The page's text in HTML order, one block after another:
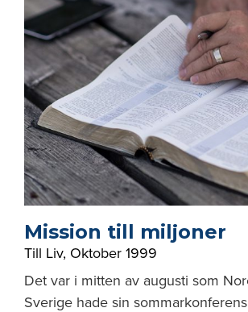
Mission till miljoner
Till Liv, Oktober 1999
Det var i mitten av augusti som
Sverige hade sin